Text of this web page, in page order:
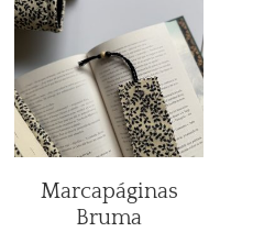
Marcapáginas
Bruma